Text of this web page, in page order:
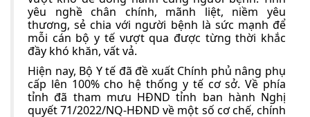
yêu nghề chân chính, mãnh liệt, niềm yêu
thương, sẻ chia với người bệnh là sức mạnh để
mỗi cán bộ y tế vượt qua được từng thời khắc
đầy khó khăn, vất vả.
Hiện nay, Bộ Y tế đã đề xuất Chính phủ nâng phụ
cấp lên 100% cho hệ thống y tế cơ sở. Về phía
tỉnh đã tham mưu HĐND tỉnh ban hành Nghị
quyết 71/2022/NQ-HĐND về một số cơ chế, chính